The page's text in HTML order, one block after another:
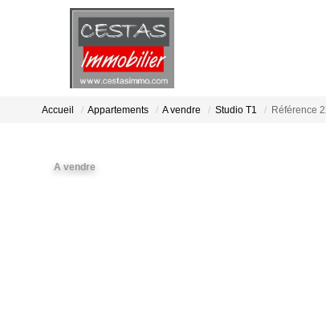
Accueil Appartements A vendre Studio T1 Référence
A vendre